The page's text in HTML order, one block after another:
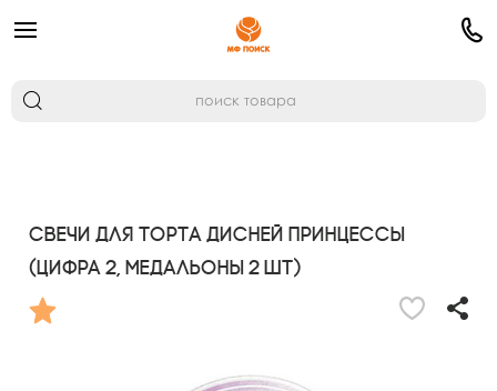
Свечи для торта Дисней Принцессы
(цифра 2, медальоны 2 шт)